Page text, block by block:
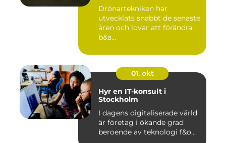
övervakningssystem
Drönartekniken har
utvecklats snabbt de senaste
åren och lovar att förändra
b&a...
01. okt
Hyr en IT-konsult i
Stockholm
I dagens digitaliserade värld
är företag i ökande grad
beroende av teknologi f&o...